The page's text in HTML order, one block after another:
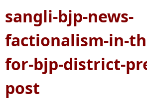
sangli-bjp-news-
factionalism-in-
for-bjp-district-
post